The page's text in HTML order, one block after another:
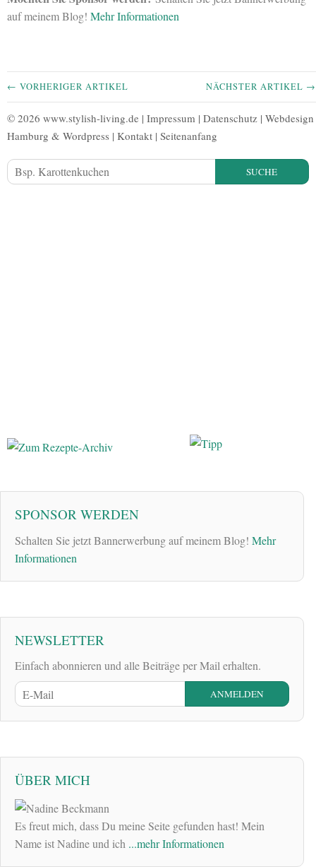
auf meinem Blog! Mehr Informationen
← VORHERIGER ARTIKEL NÄCHSTER ARTIKEL →
© 2026 www.stylish-living.de | Impressum | Datenschutz | Webdesign
Hamburg & Wordpress | Kontakt | Seitenanfang
SUCHE
SPONSOR WERDEN
Schalten Sie jetzt Bannerwerbung auf meinem Blog! Mehr
Informationen
NEWSLETTER
Einfach abonnieren und alle Beiträge per Mail erhalten.
ÜBER MICH
Es freut mich, dass Du meine Seite gefunden hast! Mein
Name ist Nadine und ich ...mehr Informationen